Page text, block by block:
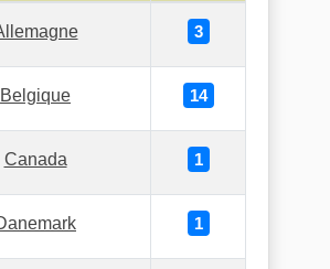
3
Belgique 14
Canada 1
1